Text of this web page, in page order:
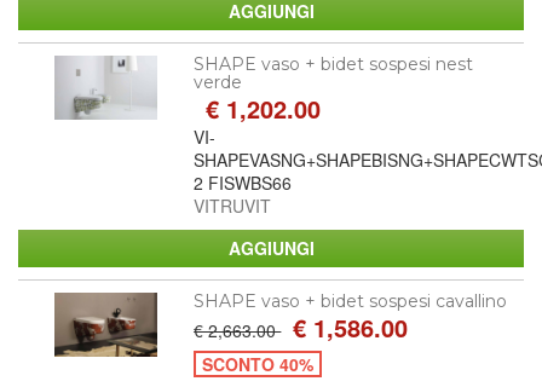
SHAPE vaso + bidet sospesi nest
verde
€ 1,202.00
VI-
2 FISWBS66
VITRUVIT
SHAPE vaso + bidet sospesi cavallino
€ 2,663.00 € 1,586.00
SCONTO 40%